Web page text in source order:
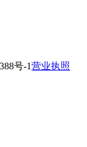
号-1营业执照